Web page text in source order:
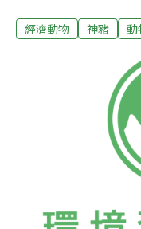
這項傳統比賽28日在
隻被選中的豬首先被
上桌。養豬過程就不
主辦單位還表示，依
運。該報表示這項傳
的人會用豬來祭神，
保護者已經對這項活
流傳開來，上面記錄
這項活動；新北市的
經濟動物 神豬 動